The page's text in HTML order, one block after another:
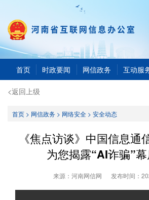
首页 时政要闻 网信政务 互动服
<返回上级
首页> 网信政务> 网络安全> 安全动态
《焦点访谈》中国信息通
为您揭露“AI诈骗”
来源：河南网信网 发布时间：